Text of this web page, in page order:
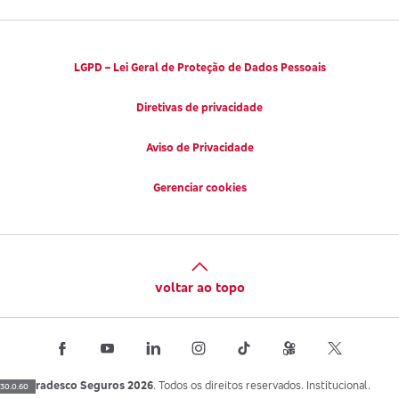
30.0.60
LGPD – Lei Geral de Proteção de Dados Pessoais
Diretivas de privacidade
Aviso de Privacidade
Gerenciar cookies
voltar ao topo
Bradesco Seguros 2026. Todos os direitos reservados. Institucional.